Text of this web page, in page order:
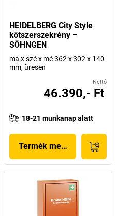
HEIDELBERG City Style
kötszerszekrény –
SÖHNGEN
ma x szé x mé 362 x 302 x 140
mm, üresen
Nettó
46.390,- Ft
18-21 munkanap alatt
Termék megjelenítése